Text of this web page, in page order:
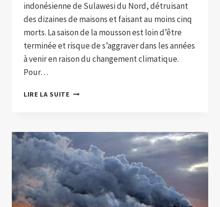
indonésienne de Sulawesi du Nord, détruisant
des dizaines de maisons et faisant au moins cinq
morts. La saison de la mousson est loin d’être
terminée et risque de s’aggraver dans les années
à venir en raison du changement climatique.
Pour…
LIRE LA SUITEL’INDONÉSIE
POUR
FAIRE
FACE
AUX
INONDATIONS